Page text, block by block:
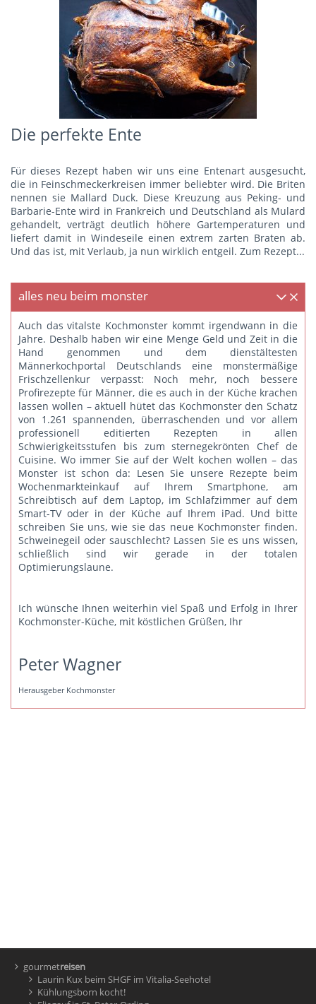
Die perfekte Ente
Für dieses Rezept haben wir uns eine Entenart ausgesucht,
die in Feinschmeckerkreisen immer beliebter wird. Die Briten
nennen sie Mallard Duck. Diese Kreuzung aus Peking- und
Barbarie-Ente wird in Frankreich und Deutschland als Mulard
gehandelt, verträgt deutlich höhere Gartemperaturen und
liefert damit in Windeseile einen extrem zarten Braten ab.
Und das ist, mit Verlaub, ja nun wirklich entgeil. Zum Rezept...
alles neu beim monster
Auch das vitalste Kochmonster kommt irgendwann in die
Jahre. Deshalb haben wir eine Menge Geld und Zeit in die
Hand genommen und dem dienstältesten
Männerkochportal Deutschlands eine monstermäßige
Frischzellenkur verpasst: Noch mehr, noch bessere
Profirezepte für Männer, die es auch in der Küche krachen
lassen wollen – aktuell hütet das Kochmonster den Schatz
von 1.261 spannenden, überraschenden und vor allem
professionell editierten Rezepten in allen
Schwierigkeitsstufen bis zum sternegekrönten Chef de
Cuisine. Wo immer Sie auf der Welt kochen wollen – das
Monster ist schon da: Lesen Sie unsere Rezepte beim
Wochenmarkteinkauf auf Ihrem Smartphone, am
Schreibtisch auf dem Laptop, im Schlafzimmer auf dem
Smart-TV oder in der Küche auf Ihrem iPad. Und bitte
schreiben Sie uns, wie sie das neue Kochmonster finden.
Schweinegeil oder sauschlecht? Lassen Sie es uns wissen,
schließlich sind wir gerade in der totalen
Optimierungslaune.
Ich wünsche Ihnen weiterhin viel Spaß und Erfolg in Ihrer
Kochmonster-Küche, mit köstlichen Grüßen, Ihr
Peter Wagner
Herausgeber Kochmonster
gourmetreisen
Laurin Kux beim SHGF im Vitalia-Seehotel
Kühlungsborn kocht!